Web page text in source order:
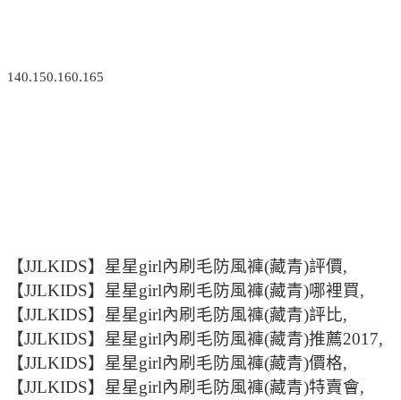
140.150.160.165
【JJLKIDS】星星girl內刷毛防風褲(藏青)評價,
【JJLKIDS】星星girl內刷毛防風褲(藏青)哪裡買,
【JJLKIDS】星星girl內刷毛防風褲(藏青)評比,
【JJLKIDS】星星girl內刷毛防風褲(藏青)推薦2017,
【JJLKIDS】星星girl內刷毛防風褲(藏青)價格,
【JJLKIDS】星星girl內刷毛防風褲(藏青)特賣會,